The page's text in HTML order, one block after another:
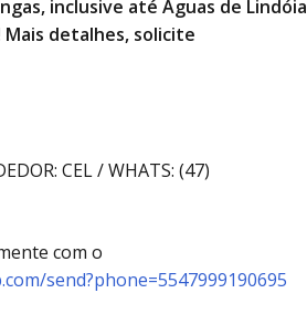
inclusive até Águas de Lindóia
Mais detalhes, solicite
CEL / WHATS: (47)
com o
send?phone=5547999190695